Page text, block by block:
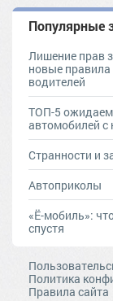
Популярные
Лишение прав
новые
водителей
ТОП-5
автомобилей с
Странности и
Автоприколы
«Ё-мобиль»:
спустя
Политика
Правила сайта